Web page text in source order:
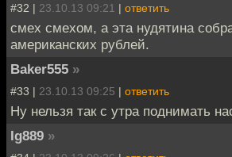
#32 | 23.10.13 09:21 | ответить
смех смехом, а эта нудятина
американских рублей.
Baker555 »
#33 | 23.10.13 09:25 | ответить
Ну нельзя так с утра поднимать
Ig889 »